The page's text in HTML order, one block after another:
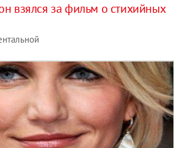
взялся за фильм о стихийных